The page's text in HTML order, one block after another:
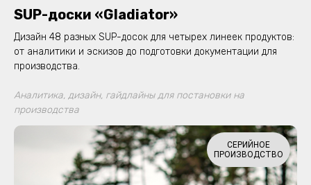
SUP-доски «Gladiator»
Дизайн 48 разных SUP-досок для четырех линеек продуктов:
от аналитики и эскизов до подготовки документации для
производства.
Аналитика, дизайн, гайдлайны для постановки на
производства
СЕРИЙНОЕ
ПРОИЗВОДСТВО